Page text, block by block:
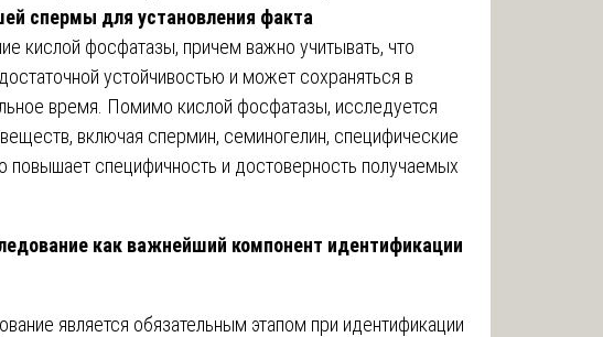
спермы для установления факта
кислой фосфатазы, причем важно учитывать, что
устойчивостью и может сохраняться в
время. Помимо кислой фосфатазы, исследуется
включая спермин, семиногелин, специфические
повышает специфичность и достоверность получаемых
как важнейший компонент идентификации
является обязательным этапом при идентификации